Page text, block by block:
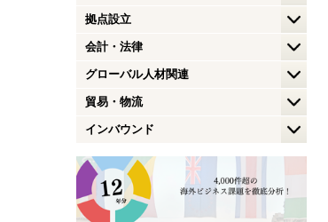
拠点設立
会計・法律
グローバル人材関連
貿易・物流
インバウンド